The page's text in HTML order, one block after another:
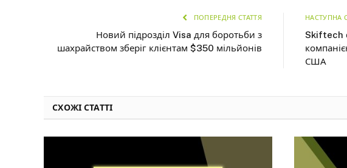
ПОПЕРЕДНЯ СТАТТЯ
Новий підрозділ Visa для боротьби з
шахрайством зберіг клієнтам $350 мільйонів
НАСТУПНА
Skiftech
США
СХОЖІ СТАТТІ